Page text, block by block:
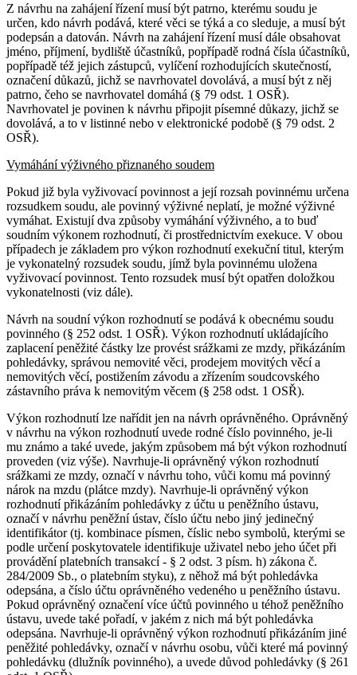
Z návrhu na zahájení řízení musí být patrno, kterému soudu je
určen, kdo návrh podává, které věci se týká a co sleduje, a musí být
podepsán a datován. Návrh na zahájení řízení musí dále obsahovat
jméno, příjmení, bydliště účastníků, popřípadě rodná čísla účastníků,
popřípadě též jejich zástupců, vylíčení rozhodujících skutečností,
označení důkazů, jichž se navrhovatel dovolává, a musí být z něj
patrno, čeho se navrhovatel domáhá (§ 79 odst. 1 OSŘ).
Navrhovatel je povinen k návrhu připojit písemné důkazy, jichž se
dovolává, a to v listinné nebo v elektronické podobě (§ 79 odst. 2
OSŘ).
Vymáhání výživného přiznaného soudem
Pokud již byla vyživovací povinnost a její rozsah povinnému určena
rozsudkem soudu, ale povinný výživné neplatí, je možné výživné
vymáhat. Existují dva způsoby vymáhání výživného, a to buď
soudním výkonem rozhodnutí, či prostřednictvím exekuce. V obou
případech je základem pro výkon rozhodnutí exekuční titul, kterým
je vykonatelný rozsudek soudu, jímž byla povinnému uložena
vyživovací povinnost. Tento rozsudek musí být opatřen doložkou
vykonatelnosti (viz dále).
Návrh na soudní výkon rozhodnutí se podává k obecnému soudu
povinného (§ 252 odst. 1 OSŘ). Výkon rozhodnutí ukládajícího
zaplacení peněžité částky lze provést srážkami ze mzdy, přikázáním
pohledávky, správou nemovité věci, prodejem movitých věcí a
nemovitých věcí, postižením závodu a zřízením soudcovského
zástavního práva k nemovitým věcem (§ 258 odst. 1 OSŘ).
Výkon rozhodnutí lze nařídit jen na návrh oprávněného. Oprávněný
v návrhu na výkon rozhodnutí uvede rodné číslo povinného, je-li
mu známo a také uvede, jakým způsobem má být výkon rozhodnutí
proveden (viz výše). Navrhuje-li oprávněný výkon rozhodnutí
srážkami ze mzdy, označí v návrhu toho, vůči komu má povinný
nárok na mzdu (plátce mzdy). Navrhuje-li oprávněný výkon
rozhodnutí přikázáním pohledávky z účtu u peněžního ústavu,
označí v návrhu peněžní ústav, číslo účtu nebo jiný jedinečný
identifikátor (tj. kombinace písmen, číslic nebo symbolů, kterými se
podle určení poskytovatele identifikuje uživatel nebo jeho účet při
provádění platebních transakcí - § 2 odst. 3 písm. h) zákona č.
284/2009 Sb., o platebním styku), z něhož má být pohledávka
odepsána, a číslo účtu oprávněného vedeného u peněžního ústavu.
Pokud oprávněný označení více účtů povinného u téhož peněžního
ústavu, uvede také pořadí, v jakém z nich má být pohledávka
odepsána. Navrhuje-li oprávněný výkon rozhodnutí přikázáním jiné
peněžité pohledávky, označí v návrhu osobu, vůči které má povinný
pohledávku (dlužník povinného), a uvede důvod pohledávky (§ 261